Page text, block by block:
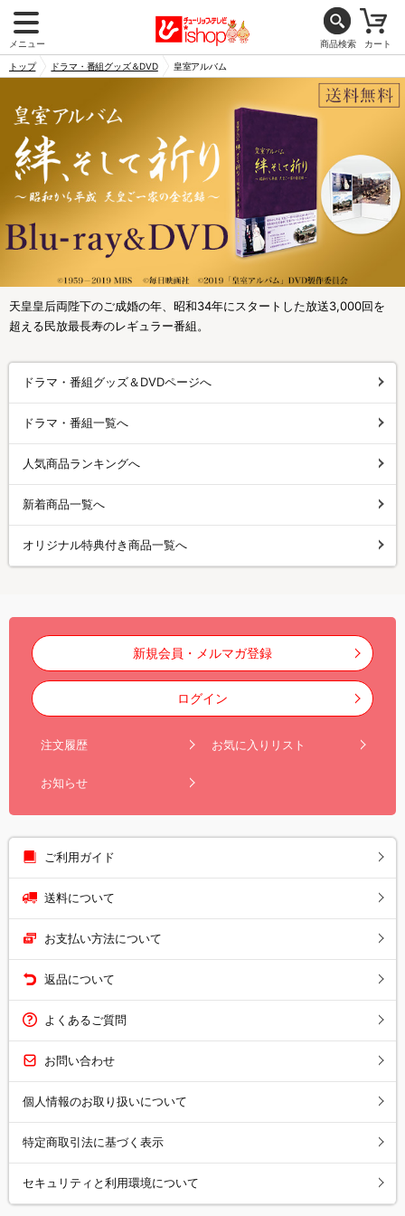
メニュー 商品検索 カート
トップ ドラマ・番組グッズ＆DVD 皇室アルバム
天皇皇后両陛下のご成婚の年、昭和34年にスタートした放送3,000回を
超える民放最長寿のレギュラー番組。
ドラマ・番組グッズ＆DVDページへ
ドラマ・番組一覧へ
人気商品ランキングへ
新着商品一覧へ
オリジナル特典付き商品一覧へ
新規会員・メルマガ登録
ログイン
注文履歴 お気に入りリスト
お知らせ
ご利用ガイド
送料について
お支払い方法について
返品について
よくあるご質問
お問い合わせ
個人情報のお取り扱いについて
特定商取引法に基づく表示
セキュリティと利用環境について